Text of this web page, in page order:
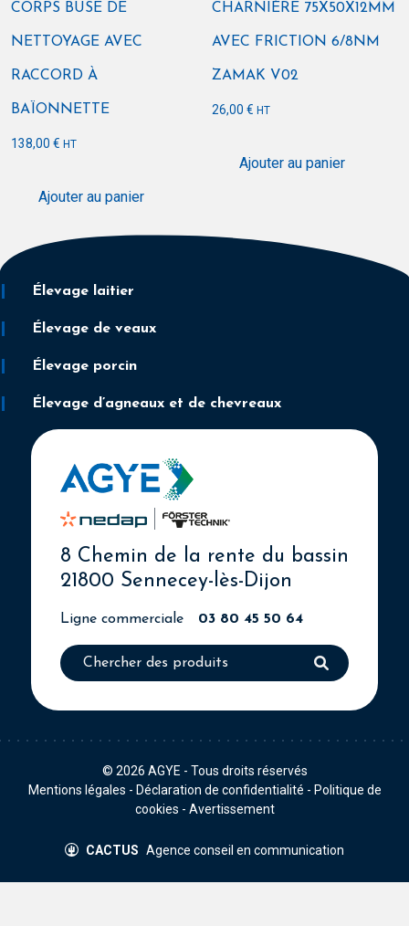
CORPS BUSE DE
NETTOYAGE AVEC
RACCORD À
BAÏONNETTE
138,00 € HT
Ajouter au panier
CHARNIÈRE 75X50X12MM
AVEC FRICTION 6/8NM
ZAMAK V02
26,00€ HT
Ajouter au panier
Élevage laitier
Élevage de veaux
Élevage porcin
Élevage d’agneaux et de chevreaux
8 Chemin de la rente du bassin
21800 Sennecey-lès-Dijon
Ligne commerciale 03 80 45 50 64
© 2026 AGYE - Tous droits réservés
Mentions légales - Déclaration de confidentialité - Politique de
cookies - Avertissement
CACTUS Agence conseil en communication